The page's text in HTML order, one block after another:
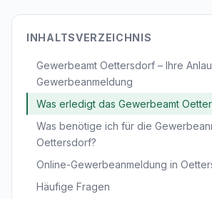
INHALTSVERZEICHNIS
Gewerbeamt Oettersdorf – Ihre
Gewerbeanmeldung
Was erledigt das Gewerbeamt
Was benötige ich für die
Oettersdorf?
Online-Gewerbeanmeldung in
Häufige Fragen